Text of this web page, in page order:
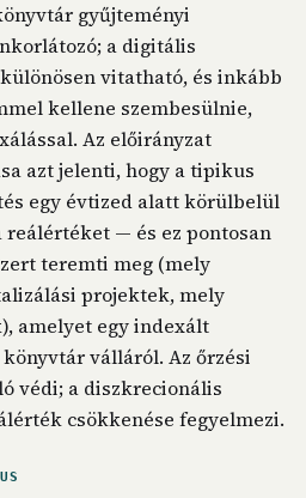
gyűjteményi
a digitális
vitatható, és inkább
kellene szembesülnie,
Az előirányzat
azt jelenti, hogy a tipikus
egy évtized alatt körülbelül
reálértéket — és ez pontosan
teremti meg (mely
projektek, mely
amelyet egy indexált
válláról. Az őrzési
védi; a diszkrecionális
csökkenése fegyelmezi.